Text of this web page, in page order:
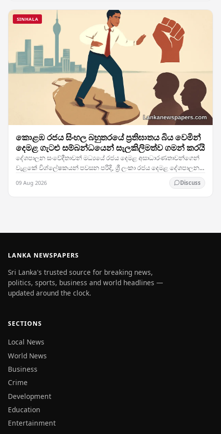
SINHALA
කොළඹ රජය සිංහල බහුතරයේ ප්‍රතිඝාතය බිය වෙමින්
දෙමළ ගැටළු සම්බන්ධයෙන් සැලකිලිමත්ව ගමන් කරයි
දේශපාලන සංවේදීතාවන් මධ්‍යයේ රජය දෙමළ අසාධාරණතාවන්ගෙන්
වැළකේ විශ්ලේෂකයන් පවසන පරිදි, ශ්‍රී ලංකා රජය දෙමළ දේශපාලන
09 Aug 2026 Discuss
LANKA NEWSPAPERS
Sri Lanka's trusted source for breaking news,
politics, sports, business and world headlines —
updated around the clock.
SECTIONS
Local News
World News
Business
Crime
Development
Education
Entertainment